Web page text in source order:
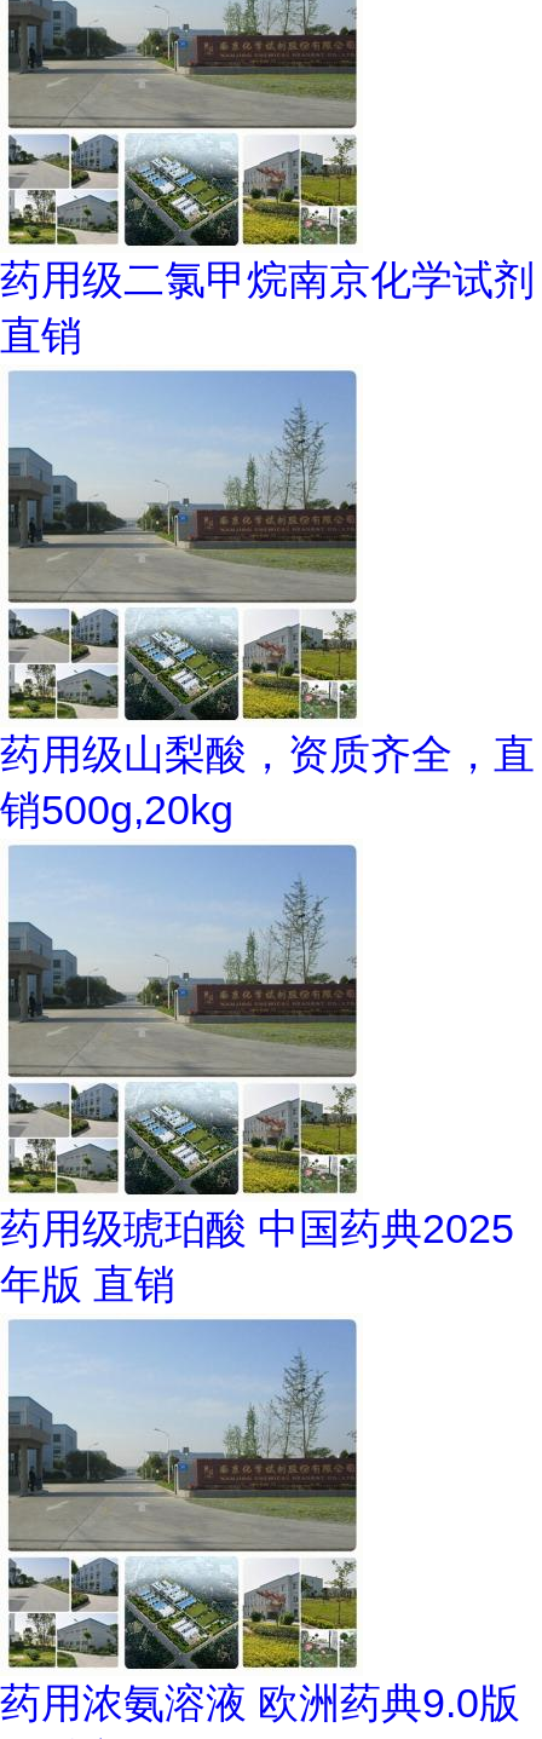
药用级二氯甲烷南京化学试剂
直销
药用级山梨酸，资质齐全，直
销500g,20kg
药用级琥珀酸 中国药典2025
年版 直销
药用浓氨溶液 欧洲药典9.0版